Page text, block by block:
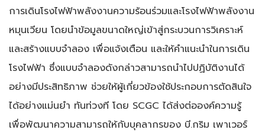
การเดินโรงไฟฟ้าพลังงานความร้อนร่วมและโรงไฟฟ้าพลังงาน
หมุนเวียน โดยนำข้อมูลขนาดใหญ่เข้าสู่กระบวนการวิเคราะห์
และสร้างแบบจำลอง เพื่อแจ้งเตือน และให้คำแนะนำในการเดิน
โรงไฟฟ้า ซึ่งแบบจำลองดังกล่าวสามารถนำไปปฏิบัติงานได้
อย่างมีประสิทธิภาพ ช่วยให้ผู้เกี่ยวข้องใช้ประกอบการตัดสินใจ
ได้อย่างแม่นยำ ทันท่วงที โดย SCGC ได้ส่งต่อองค์ความรู้
เพื่อพัฒนาความสามารถให้กับบุคลากรของ บี.กริม เพาเวอร์